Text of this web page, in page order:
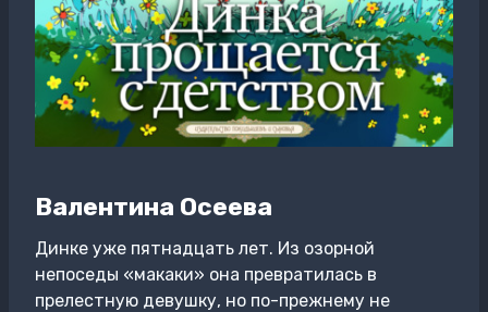
Валентина Осеева
Динке уже пятнадцать лет. Из озорной
непоседы «макаки» она превратилась в
прелестную девушку, но по-прежнему не